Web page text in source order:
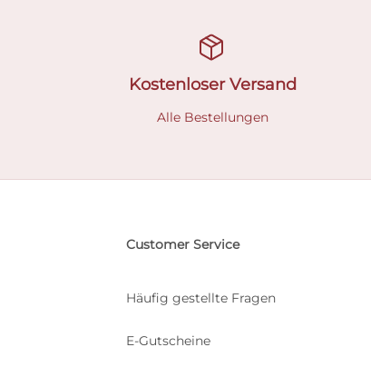
Kostenloser Versand
Alle Bestellungen
Customer Service
Häufig gestellte Fragen
E-Gutscheine